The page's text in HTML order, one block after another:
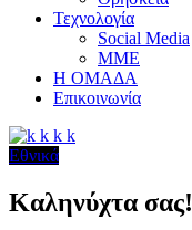
Τεχνολογία
Social Media
ΜΜΕ
Η ΟΜΑΔΑ
Επικοινωνία
Εθνικά
Καληνύχτα σας!